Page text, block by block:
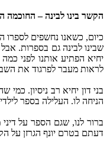
הקשר בינו לבינה – החוכמה
כיום, כשאנו נחשפים
שבינו לבינה גם בספרות.
יחיא הפתיע אותנו לפני
לראות מעבר לפרגוד את
בני דון יחיא רב ניסיון.
הניחה לו. העלילה בספר
ברור לנו, שגם הספר על
דעתם בטרם יונף הגרזן על